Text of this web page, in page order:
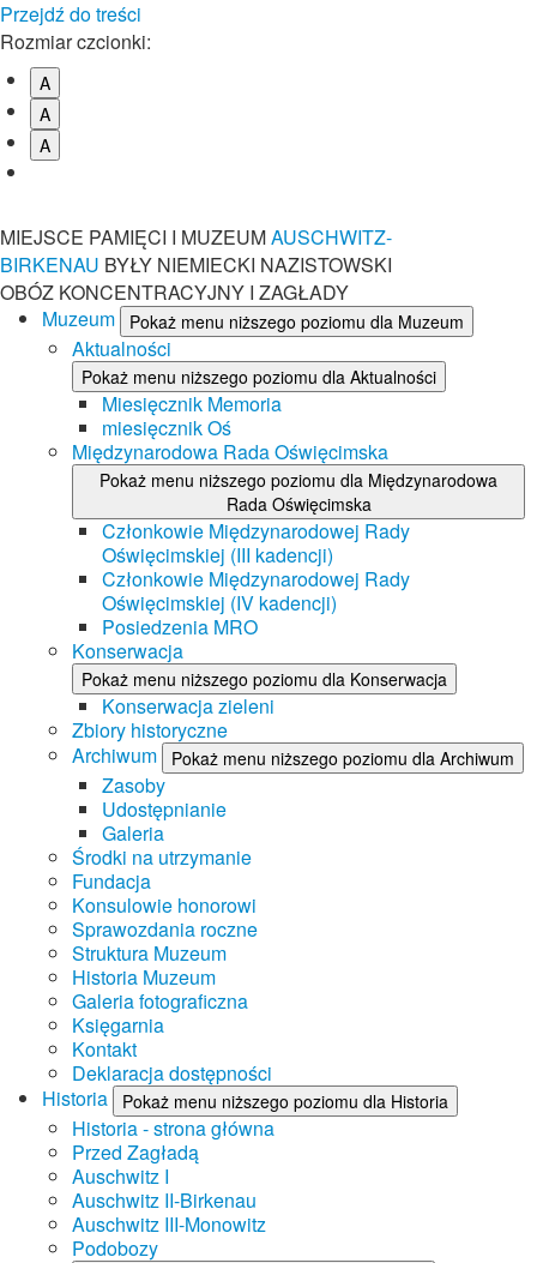
Przejdź do treści
Rozmiar czcionki:
A
A
A
MIEJSCE PAMIĘCI I MUZEUMAUSCHWITZ-
BIRKENAU BYŁY NIEMIECKI NAZISTOWSKI
OBÓZ KONCENTRACYJNY I ZAGŁADY
Muzeum
Pokaż menu niższego poziomu dla Muzeum
Aktualności
Pokaż menu niższego poziomu dla Aktualności
Miesięcznik Memoria
miesięcznik Oś
Międzynarodowa Rada Oświęcimska
Pokaż menu niższego poziomu dla Międzynarodowa
Rada Oświęcimska
Członkowie Międzynarodowej Rady
Oświęcimskiej (III kadencji)
Członkowie Międzynarodowej Rady
Oświęcimskiej (IV kadencji)
Posiedzenia MRO
Konserwacja
Pokaż menu niższego poziomu dla Konserwacja
Konserwacja zieleni
Zbiory historyczne
Archiwum
Pokaż menu niższego poziomu dla Archiwum
Zasoby
Udostępnianie
Galeria
Środki na utrzymanie
Fundacja
Konsulowie honorowi
Sprawozdania roczne
Struktura Muzeum
Historia Muzeum
Galeria fotograficzna
Księgarnia
Kontakt
Deklaracja dostępności
Historia
Pokaż menu niższego poziomu dla Historia
Historia - strona główna
Przed Zagładą
Auschwitz I
Auschwitz II-Birkenau
Auschwitz III-Monowitz
Podobozy